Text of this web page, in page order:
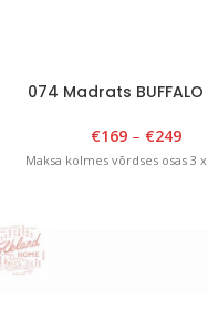
074 Madrats BUFFALO
€169– €249
Maksa kolmes võrdses osas 3